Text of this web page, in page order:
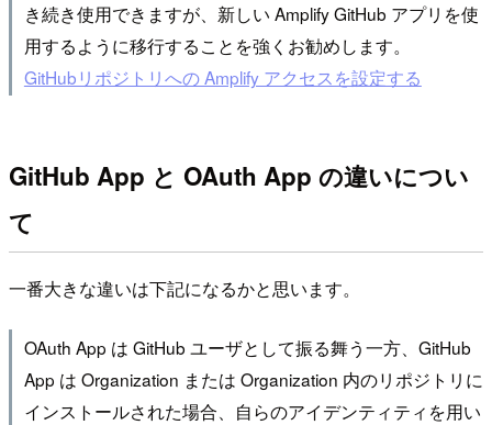
き続き使用できますが、新しい Amplify GitHub アプリを使
用するように移行することを強くお勧めします。
GitHubリポジトリへの Amplify アクセスを設定する
GitHub App と OAuth App の違いについ
て
一番大きな違いは下記になるかと思います。
OAuth App は GitHub ユーザとして振る舞う一方、GitHub
App は Organization または Organization 内のリポジトリに
インストールされた場合、自らのアイデンティティを用い